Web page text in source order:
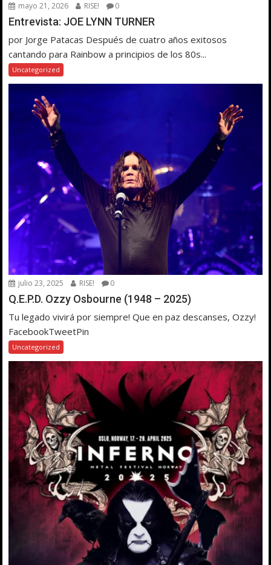
mayo 21, 2026 RISE! 0
Entrevista: JOE LYNN TURNER
por Jorge Patacas Después de cuatro años exitosos
cantando para Rainbow a principios de los 80s...
Uncategorized
julio 23, 2025 RISE! 0
Q.E.P.D. Ozzy Osbourne (1948 – 2025)
Tu legado vivirá por siempre! Que en paz descanses, Ozzy!
FacebookTweetPin
Uncategorized